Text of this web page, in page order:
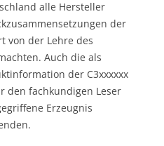
alle Hersteller
der
von der Lehre des
Auch die als
der C3xxxxxx
den fachkundigen Leser
Erzeugnis